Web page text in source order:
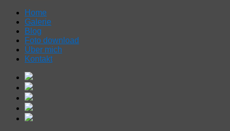
Home
Galerie
Blog
Foto download
Über mich
Kontakt